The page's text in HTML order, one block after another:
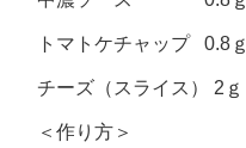
トマトケチャップ 0.8ｇ
チーズ（スライス） 2ｇ
＜作り方＞